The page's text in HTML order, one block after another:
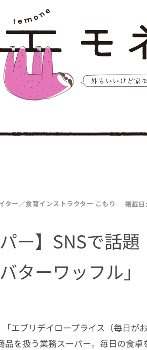
ター／食育インストラクター こもり 掲載日:
パー】SNSで話
ターワッフル」
「エブリデイロープライス（毎日
品を扱う業務スーパー。毎日の食